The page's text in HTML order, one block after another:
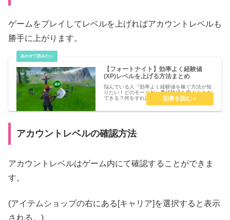
ゲームをプレイしてレベルを上げればアカウントレベルも
勝手に上がります。
【フォートナイト】効率よく経験値
(XP)レベルを上げる方法まとめ
悩んでいる人『効率よく経験値を稼ぐ方法が知
りたい！どのモードが一番経験値を稼ぐことが
できる？何をすれば経験値が手に入るの？』こ
ういった疑問を解決します。【フォートナイ
アカウントレベルの確認方法
アカウントレベルはゲーム内にて確認することができま
す。
(アイテムショップの右にある[キャリア]を選択すると表示
される。)